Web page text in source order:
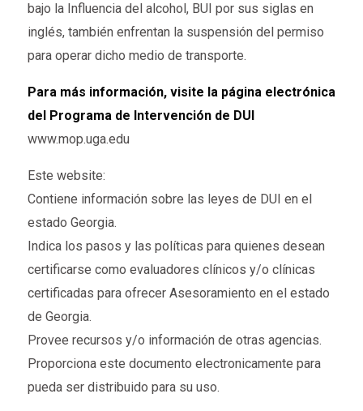
bajo la Influencia del alcohol, BUI por sus siglas en
inglés, también enfrentan la suspensión del permiso
para operar dicho medio de transporte.
Para más información, visite la página electrónica
del Programa de Intervención de DUI
www.mop.uga.edu
Este website:
Contiene información sobre las leyes de DUI en el
estado Georgia.
Indica los pasos y las políticas para quienes desean
certificarse como evaluadores clínicos y/o clínicas
certificadas para ofrecer Asesoramiento en el estado
de Georgia.
Provee recursos y/o información de otras agencias.
Proporciona este documento electronicamente para
pueda ser distribuido para su uso.